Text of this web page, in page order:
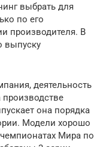
выбрать для
по его
производителя. В
выпуску
деятельность
производстве
она порядка
Модели хорошо
Мира по